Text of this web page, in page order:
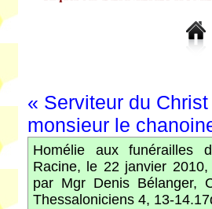
« Serviteur du
monsieur le
Homélie aux funérailles
Racine, le 22 janvier
par Mgr Denis Bélanger,
Thessaloniciens 4, 13-